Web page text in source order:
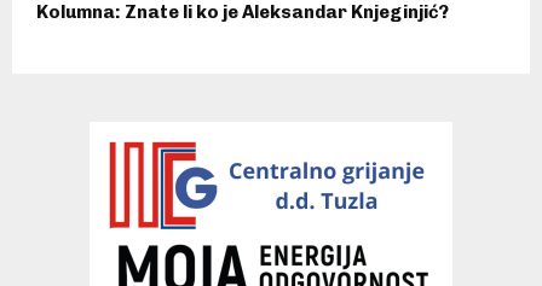
Kolumna: Znate li ko je Aleksandar Knjeginjić?